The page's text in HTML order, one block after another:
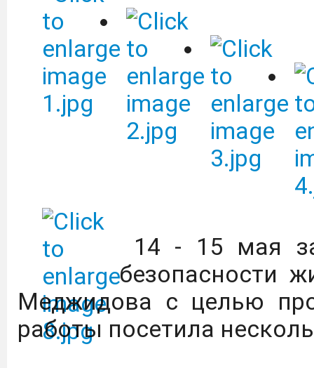
культуре
ВТБ (ПАО).Подробнее
Объявление о сдаче в
оборудованием.
Всероссийский конкурс
и проектов в сфере
социально-
территорий, «Моя
Вниманию
2026 г. по 31 января
14 - 15 мая
безопасности
Меджидова с целью
работы посетила